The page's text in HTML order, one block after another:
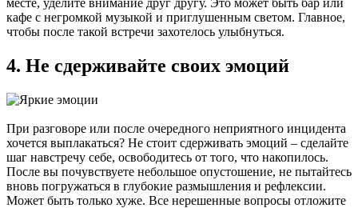
месте, уделите внимание друг другу. Это может быть бар или
кафе с негромкой музыкой и приглушенным светом. Главное,
чтобы после такой встречи захотелось улыбнуться.
4. Не сдерживайте своих эмоций
При разговоре или после очередного неприятного инцидента
хочется выплакаться? Не стоит сдерживать эмоций – сделайте
шаг навстречу себе, освободитесь от того, что накопилось.
После вы почувствуете небольшое опустошение, не пытайтесь
вновь погружаться в глубокие размышления и рефлексии.
Может быть только хуже. Все нерешенные вопросы отложите